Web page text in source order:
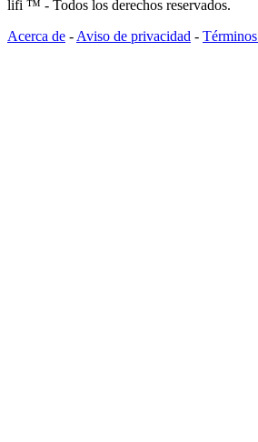
lifi ™ - Todos los derechos reservados.
Acerca de - Aviso de privacidad -